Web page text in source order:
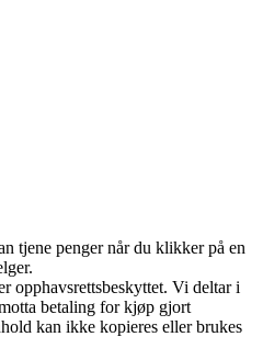
tjene penger når du klikker på en
opphavsrettsbeskyttet. Vi deltar i
betaling for kjøp gjort
kan ikke kopieres eller brukes